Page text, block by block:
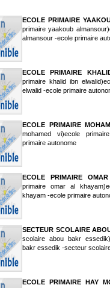
ECOLE PRIMAIRE
primaire yaakoub
almansour -ecole primaire
ECOLE PRIMAIRE
primaire khalid ibn
elwalid -ecole primaire
ECOLE PRIMAIRE
mohamed vi)ecole
primaire autonome
ECOLE PRIMAIRE
primaire omar al
khayam -ecole primaire
SECTEUR SCOLAIRE
scolaire abou bakr
bakr essedik -secteur
ECOLE PRIMAIRE HAY